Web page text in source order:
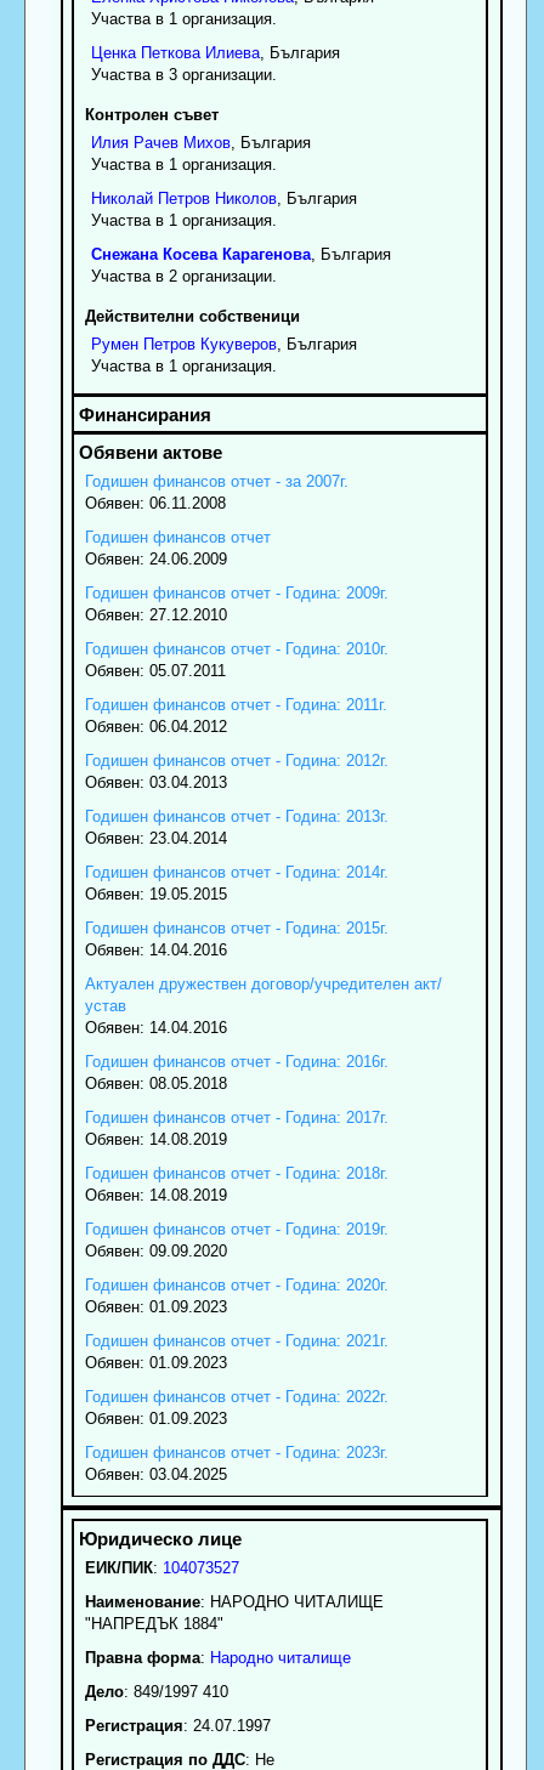
Участва в 1 организация.
Ценка Петкова Илиева, България
Участва в 3 организации.
Контролен съвет
Илия Рачев Михов, България
Участва в 1 организация.
Николай Петров Николов, България
Участва в 1 организация.
Снежана Косева Карагенова, България
Участва в 2 организации.
Действителни собственици
Румен Петров Кукуверов, България
Участва в 1 организация.
Годишен финансов отчет - за 2007г.
Обявен: 06.11.2008
Годишен финансов отчет
Обявен: 24.06.2009
Годишен финансов отчет - Година: 2009г.
Обявен: 27.12.2010
Годишен финансов отчет - Година: 2010г.
Обявен: 05.07.2011
Годишен финансов отчет - Година: 2011г.
Обявен: 06.04.2012
Годишен финансов отчет - Година: 2012г.
Обявен: 03.04.2013
Годишен финансов отчет - Година: 2013г.
Обявен: 23.04.2014
Годишен финансов отчет - Година: 2014г.
Обявен: 19.05.2015
Годишен финансов отчет - Година: 2015г.
Обявен: 14.04.2016
Актуален дружествен договор/учредителен акт/
устав
Обявен: 14.04.2016
Годишен финансов отчет - Година: 2016г.
Обявен: 08.05.2018
Годишен финансов отчет - Година: 2017г.
Обявен: 14.08.2019
Годишен финансов отчет - Година: 2018г.
Обявен: 14.08.2019
Годишен финансов отчет - Година: 2019г.
Обявен: 09.09.2020
Годишен финансов отчет - Година: 2020г.
Обявен: 01.09.2023
Годишен финансов отчет - Година: 2021г.
Обявен: 01.09.2023
Годишен финансов отчет - Година: 2022г.
Обявен: 01.09.2023
Годишен финансов отчет - Година: 2023г.
Обявен: 03.04.2025
ЕИК/ПИК: 104073527
Наименование: НАРОДНО ЧИТАЛИЩЕ
"НАПРЕДЪК 1884"
Правна форма: Народно читалище
Дело: 849/1997 410
Регистрация: 24.07.1997
Регистрация по ДДС: Нe